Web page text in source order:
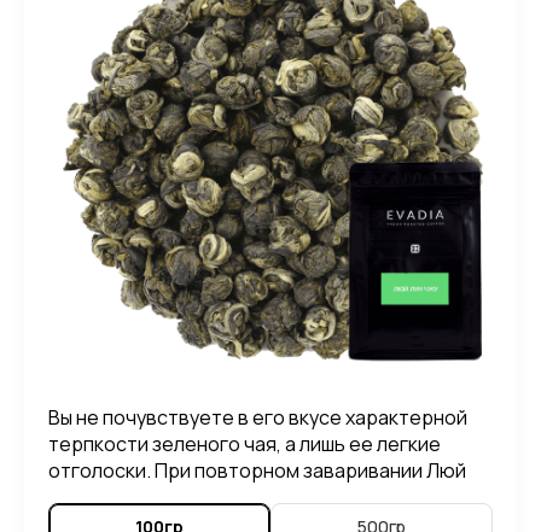
Вы не почувствуете в его вкусе характерной
терпкости зеленого чая, а лишь ее легкие
отголоски. При повторном заваривании Люй
Лун Чжу, можно ощутить в его вкусе приятные
нотки злаковых растений.
100гр 500гр